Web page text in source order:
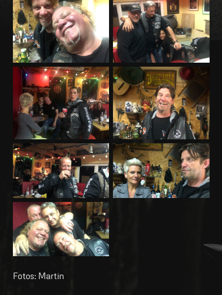
Fotos: Martin